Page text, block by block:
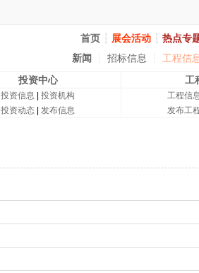
首页 ┆ 展会活动 ┆ 热点专
新闻
招标信息
工程信
投资中心 工
投资信息
投资机构
投资动态
发布信息
工程信
发布工